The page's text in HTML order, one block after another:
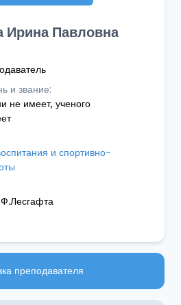
Ирина Павловна
и звание:
не имеет, ученого
и спортивно-
преподавателя